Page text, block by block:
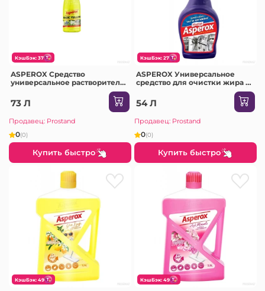
КэшБэк: 37
ASPEROX Средство
универсальное растворитель
жира Magic Yellow 1000мл /12
73 Л
Продавец: Prostand
0(0)
Купить быстро
КэшБэк: 27
ASPEROX Универсальное
средство для очистки жира и
загрязнений с кухни 750мл /
54 Л
Продавец: Prostand
0(0)
Купить быстро
КэшБэк: 49 КэшБэк: 49